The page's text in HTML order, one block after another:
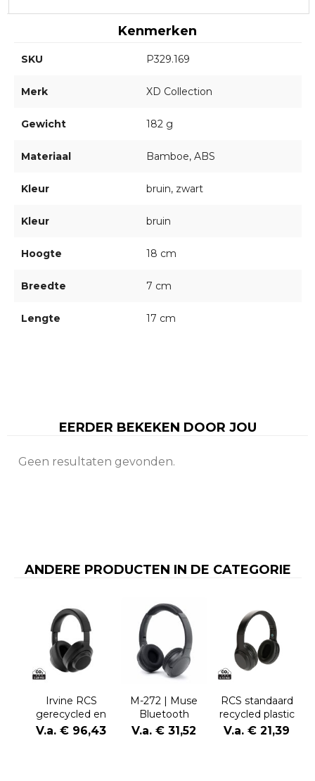
Kenmerken
SKU P329.169
Merk XD Collection
Gewicht 182 g
Materiaal Bamboe, ABS
Kleur bruin, zwart
Kleur bruin
Hoogte 18 cm
Breedte 7 cm
Lengte 17 cm
EERDER BEKEKEN DOOR JOU
Geen resultaten gevonden.
ANDERE PRODUCTEN IN DE CATEGORIE
Irvine RCS
gerecycled en
repareerbare
V.a. € 96,43
M-272 | Muse
Bluetooth
Headphones
V.a. € 31,52
RCS standaard
recycled plastic
hoofdtelefoon
V.a. € 21,39